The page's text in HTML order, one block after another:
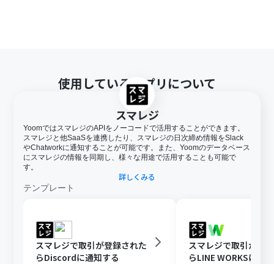
使用しているアプリについて
スマレジ
YoomではスマレジのAPIをノーコードで活用することができます。
スマレジと他SaaSを連携したり、スマレジの日次締め情報をSlack
やChatworkに通知することが可能です。また、Yoomのデータベース
にスマレジの情報を同期し、様々な用途で活用することも可能で
す。
詳しくみる
テンプレート
スマレジで取引が登録された
らDiscordに通知する
スマレジで取引が登
らLINE WORKSに通